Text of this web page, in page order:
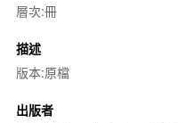
層次:冊
描述
版本:原檔
出版者